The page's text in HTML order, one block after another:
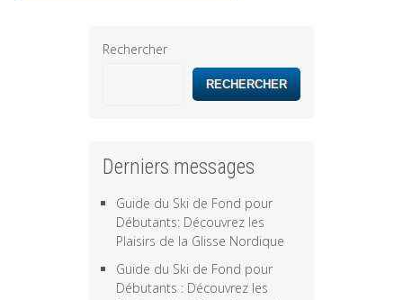
Rechercher
RECHERCHER
Derniers messages
Guide du Ski de Fond pour
Débutants: Découvrez les
Plaisirs de la Glisse Nordique
Guide du Ski de Fond pour
Débutants : Découvrez les